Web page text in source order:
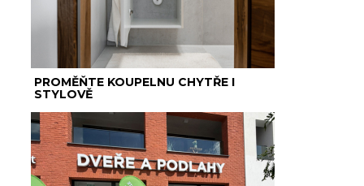
PROMĚŇTE KOUPELNU CHYTŘE I
STYLOVĚ